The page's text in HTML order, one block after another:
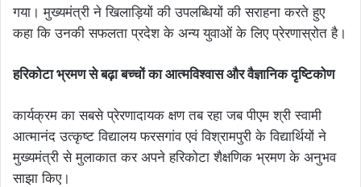
गया। मुख्यमंत्री ने खिलाड़ियों की उपलब्धियों की सराहना करते हुए
कहा कि उनकी सफलता प्रदेश के अन्य युवाओं के लिए प्रेरणास्रोत है।
हरिकोटा भ्रमण से बढ़ा बच्चों का आत्मविश्वास और वैज्ञानिक दृष्टिकोण
कार्यक्रम का सबसे प्रेरणादायक क्षण तब रहा जब पीएम श्री स्वामी
आत्मानंद उत्कृष्ट विद्यालय फरसगांव एवं विश्रामपुरी के विद्यार्थियों ने
मुख्यमंत्री से मुलाकात कर अपने हरिकोटा शैक्षणिक भ्रमण के अनुभव
साझा किए।